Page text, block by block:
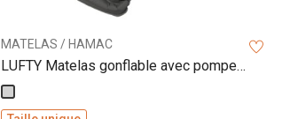
MATELAS / HAMAC
LUFTY Matelas gonflable avec pompe à
piedGris